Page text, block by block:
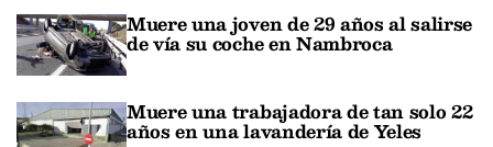
Muere una joven de 29 años al salirse
de vía su coche en Nambroca
Muere una trabajadora de tan solo 22
años en una lavandería de Yeles